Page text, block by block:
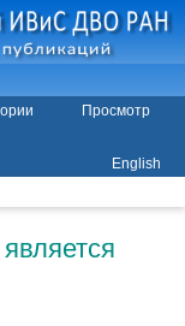
Просмотр
English